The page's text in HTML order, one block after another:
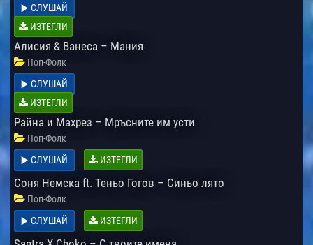
СЛУШАЙ
ИЗТЕГЛИ
Алисия & Ванеса – Мания
Поп-Фолк
СЛУШАЙ
ИЗТЕГЛИ
Райна и Махрез – Мръсните им усти
Поп-Фолк
СЛУШАЙ
ИЗТЕГЛИ
Соня Немска ft. Теньо Гогов – Синьо лято
Поп-Фолк
СЛУШАЙ
ИЗТЕГЛИ